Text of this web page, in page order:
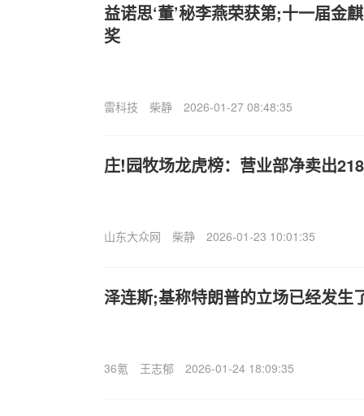
益诺思‘董’秘李燕荣获第;十一届金
奖
雷科技 柴静 2026-01-27 08:48:35
庄!园牧场龙虎榜：营业部净卖出
山东大众网 柴静 2026-01-23 10:01:35
泽连斯;基称特朗普的立场已经发生
36氪 王志郁 2026-01-24 18:09:35